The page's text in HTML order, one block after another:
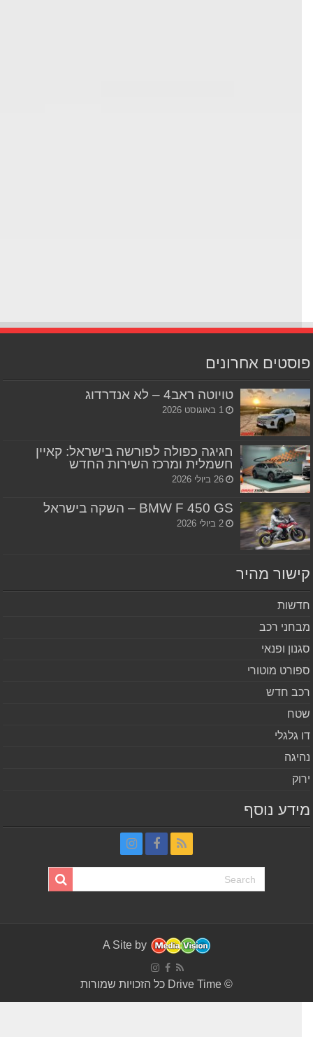
אחרונים
טויוטה ראב4 – לא אנדרדוג
1 באוגוסט 2026
חגיגה כפולה לפורשה בישראל: קאיין
חשמלית ומרכז השירות החדש
26 ביולי 2026
BMW F 450 GS – השקה בישראל
2 ביולי 2026
מהיר
רכב
ופנאי
מוטורי
חדש
גלגלי
נוסף
A Site by